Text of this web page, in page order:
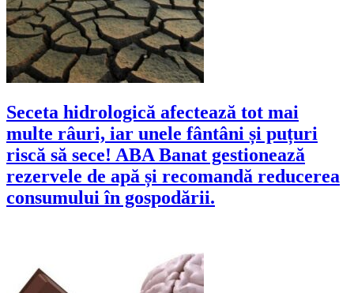
Seceta hidrologică afectează tot mai
multe râuri, iar unele fântâni și puțuri
riscă să sece! ABA Banat gestionează
rezervele de apă și recomandă reducerea
consumului în gospodării.